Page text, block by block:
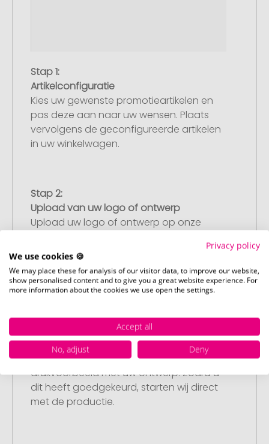
Stap 1:
Artikelconfiguratie
Kies uw gewenste promotieartikelen en
pas deze aan naar uw wensen. Plaats
vervolgens de geconfigureerde artikelen
in uw winkelwagen.
Stap 2:
Upload van uw logo of ontwerp
Upload uw logo of ontwerp op onze
bestelling af. Mocht u op dit moment
geen geschikt bestand beschikbaar
hebben, dan kunt u dit later aanleveren.
Artikelvoorbeeld en goedkeuring
U ontvangt van ons een gratis
drukvoorbeeld met uw ontwerp. Zodra u
dit heeft goedgekeurd, starten wij direct
met de productie.
Privacy policy
We use cookies 🍪
We may place these for analysis of our visitor data, to improve our website,
show personalised content and to give you a great website experience. For
more information about the cookies we use open the settings.
Accept all
No, adjust
Deny